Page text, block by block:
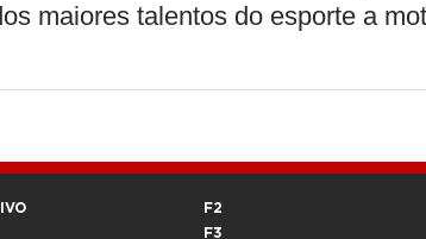
maiores talentos do esporte a
F2
F3